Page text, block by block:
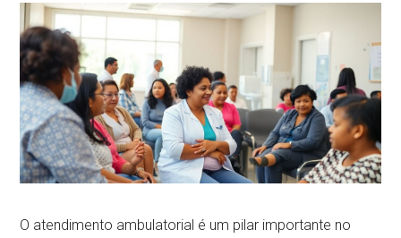
O atendimento ambulatorial é um pilar importante no